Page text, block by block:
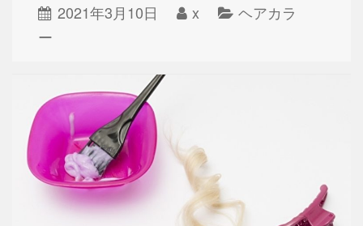
2021年3月10日 x
ヘアカラ
ー